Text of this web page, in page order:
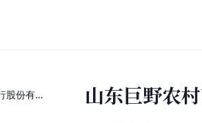
山东巨野农村商业银行股份有限公司
山东巨野农